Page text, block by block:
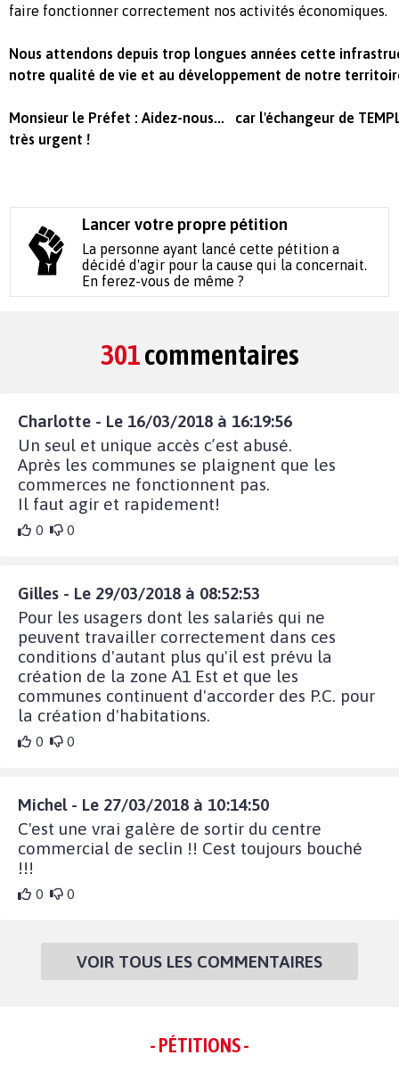
faire fonctionner correctement nos activités économiques.
Nous attendons depuis trop longues années cette
notre qualité de vie et au développement de notre
Monsieur le Préfet : Aidez-nous... car l'échangeur de
très urgent !
Lancer votre propre pétition
La personne ayant lancé cette pétition a
décidé d'agir pour la cause qui la concernait.
En ferez-vous de même ?
301commentaires
Charlotte - Le 16/03/2018 à 16:19:56
Un seul et unique accès c’est abusé.
Après les communes se plaignent que les
commerces ne fonctionnent pas.
Il faut agir et rapidement!
0 0
Gilles - Le 29/03/2018 à 08:52:53
Pour les usagers dont les salariés qui ne
peuvent travailler correctement dans ces
conditions d'autant plus qu'il est prévu la
création de la zone A1 Est et que les
communes continuent d'accorder des P.C. pour
la création d'habitations.
0 0
Michel - Le 27/03/2018 à 10:14:50
C'est une vrai galère de sortir du centre
commercial de seclin !! Cest toujours bouché
!!!
0 0
VOIR TOUS LES COMMENTAIRES
- PÉTITIONS -